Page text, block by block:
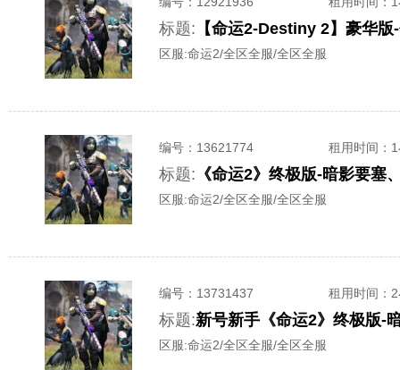
标题: 【命运2-Destiny 2】豪华
区服:命运2/全区全服/全区全服
编号： 13621774 租用时间 ：
标题: 《命运2》终极版-暗影要塞
区服:命运2/全区全服/全区全服
编号： 13731437 租用时间 ：
标题:新号新手《命运2》终极版-
区服:命运2/全区全服/全区全服